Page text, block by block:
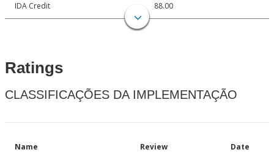
IDA Credit 88.00
Ratings
CLASSIFICAÇÕES DA IMPLEMENTAÇÃO
Name Review Date